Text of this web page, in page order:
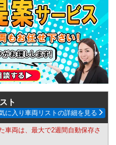
ト
に入り車両リストの詳細を見る
車両は、最大で2週間自動保存さ